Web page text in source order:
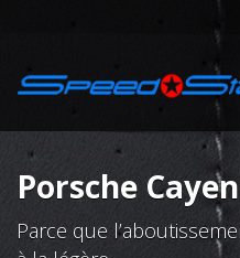
Porsche
Parce que